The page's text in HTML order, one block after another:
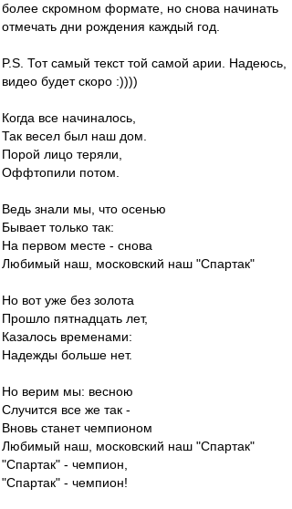
более скромном формате, но снова начинать
отмечать дни рождения каждый год.
P.S. Тот самый текст той самой арии. Надеюсь,
видео будет скоро :))))
Когда все начиналось,
Так весел был наш дом.
Порой лицо теряли,
Оффтопили потом.
Ведь знали мы, что осенью
Бывает только так:
На первом месте - снова
Любимый наш, московский наш "Спартак"
Но вот уже без золота
Прошло пятнадцать лет,
Казалось временами:
Надежды больше нет.
Но верим мы: весною
Случится все же так -
Вновь станет чемпионом
Любимый наш, московский наш "Спартак"
"Спартак" - чемпион,
"Спартак" - чемпион!